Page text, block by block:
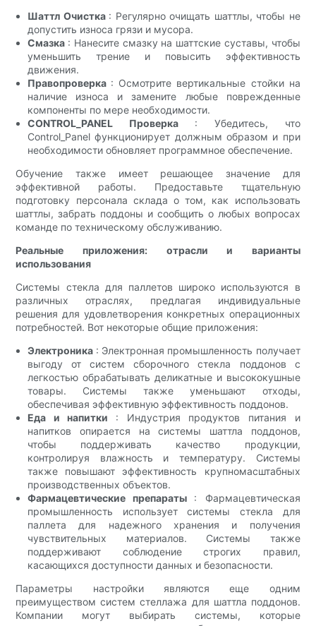
Шаттл Очистка : Регулярно очищать шаттлы, чтобы не
допустить износа грязи и мусора.
Смазка : Нанесите смазку на шаттские суставы, чтобы
уменьшить трение и повысить эффективность
движения.
Правопроверка : Осмотрите вертикальные стойки на
наличие износа и замените любые поврежденные
компоненты по мере необходимости.
CONTROL_PANEL Проверка : Убедитесь, что
Control_Panel функционирует должным образом и при
необходимости обновляет программное обеспечение.
Обучение также имеет решающее значение для
эффективной работы. Предоставьте тщательную
подготовку персонала склада о том, как использовать
шаттлы, забрать поддоны и сообщить о любых вопросах
команде по техническому обслуживанию.
Реальные приложения: отрасли и варианты
использования
Системы стекла для паллетов широко используются в
различных отраслях, предлагая индивидуальные
решения для удовлетворения конкретных операционных
потребностей. Вот некоторые общие приложения:
Электроника : Электронная промышленность получает
выгоду от систем сборочного стекла поддонов с
легкостью обрабатывать деликатные и высококушные
товары. Системы также уменьшают отходы,
обеспечивая эффективную эффективность поддонов.
Еда и напитки : Индустрия продуктов питания и
напитков опирается на системы шаттла поддонов,
чтобы поддерживать качество продукции,
контролируя влажность и температуру. Системы
также повышают эффективность крупномасштабных
производственных объектов.
Фармацевтические препараты : Фармацевтическая
промышленность использует системы стекла для
паллета для надежного хранения и получения
чувствительных материалов. Системы также
поддерживают соблюдение строгих правил,
касающихся доступности данных и безопасности.
Параметры настройки являются еще одним
преимуществом систем стеллажа для шаттла поддонов.
Компании могут выбирать системы, которые